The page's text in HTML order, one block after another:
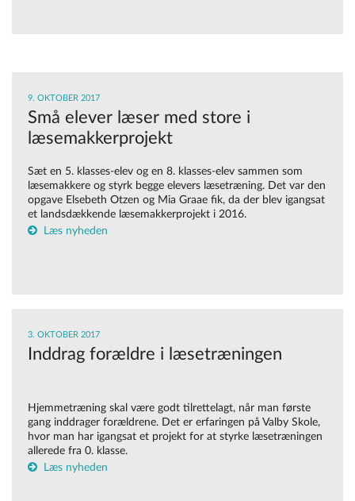
9. OKTOBER 2017
Små elever læser med store i
læsemakkerprojekt
Sæt en 5. klasses-elev og en 8. klasses-elev sammen som
læsemakkere og styrk begge elevers læsetræning. Det var den
opgave Elsebeth Otzen og Mia Graae fik, da der blev igangsat
et landsdækkende læsemakkerprojekt i 2016.
Læs nyheden
3. OKTOBER 2017
Inddrag forældre i læsetræningen
Hjemmetræning skal være godt tilrettelagt, når man første
gang inddrager forældrene. Det er erfaringen på Valby Skole,
hvor man har igangsat et projekt for at styrke læsetræningen
allerede fra 0. klasse.
Læs nyheden